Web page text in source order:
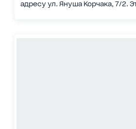
адресу ул. Януша Корчака, 7/2.